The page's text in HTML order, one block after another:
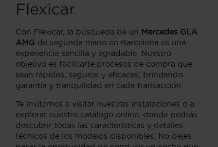
Flexicar
Con Flexicar, la búsqueda de un Mercedes GLA
AMG de segunda mano en Barcelona es una
experiencia sencilla y agradable. Nuestro
objetivo es facilitarte procesos de compra que
sean rápidos, seguros y eficaces, brindando
garantía y tranquilidad en cada transacción.
Te invitamos a visitar nuestras instalaciones o a
explorar nuestro catálogo online, donde podrás
descubrir todas las características y detalles
técnicos de los modelos disponibles. No dejes